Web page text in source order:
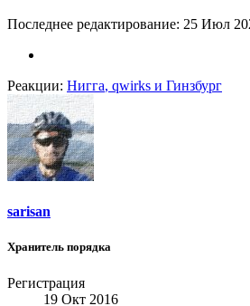
Последнее редактирование: 25 Июл
Реакции: Нигга, qwirks и Гинзбург
sarisan
Хранитель порядка
Регистрация
19 Окт 2016